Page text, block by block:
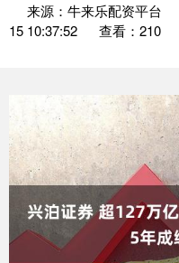
来源：牛来乐配资平台
15 10:37:52
查看：210